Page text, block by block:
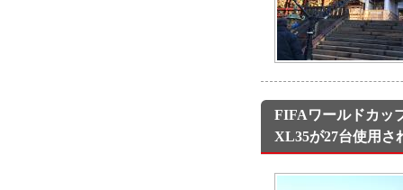
FIFAワールドカッ
XL35が27台使用さ